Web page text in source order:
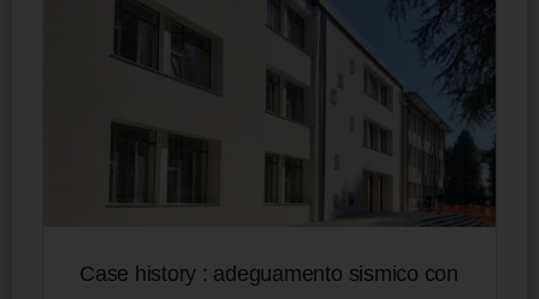
Case history : adeguamento sismico con